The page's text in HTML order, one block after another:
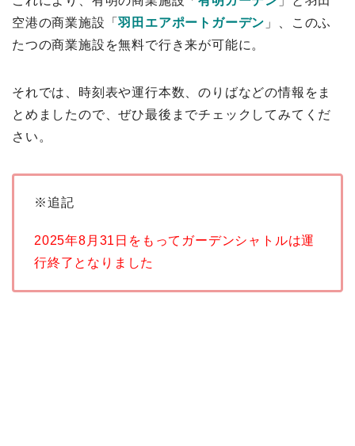
空港の商業施設「羽田エアポートガーデン 」、このふ
たつの商業施設を無料で行き来が可能に。
それでは、時刻表や運行本数、のりばなどの情報をま
とめましたので、ぜひ最後までチェックしてみてくだ
さい。
※追記
2025年8月31日をもってガーデンシャトルは運
行終了となりました